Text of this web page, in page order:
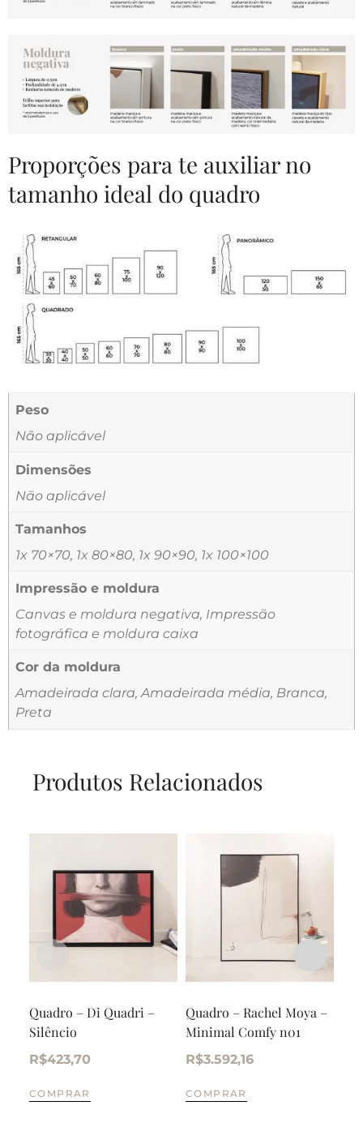
Proporções para te auxiliar no
tamanho ideal do quadro
Peso
Não aplicável
Dimensões
Não aplicável
Tamanhos
1x 70×70, 1x 80×80, 1x 90×90, 1x 100×100
Impressão e moldura
Canvas e moldura negativa, Impressão
fotográfica e moldura caixa
Cor da moldura
Amadeirada clara, Amadeirada média, Branca,
Preta
Produtos Relacionados
Quadro – Di Quadri –
Silêncio
R$423,70
COMPRAR
Quadro – Rachel Moya –
Minimal Comfy n01
R$3.592,16
COMPRAR